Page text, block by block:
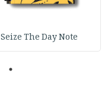
صابون
مناسبات
فيديوهات
يتكرر
التسوق
Seize The Day Note
1